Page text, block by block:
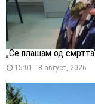
„Се плашам од
15:01 - 8 август, 2026